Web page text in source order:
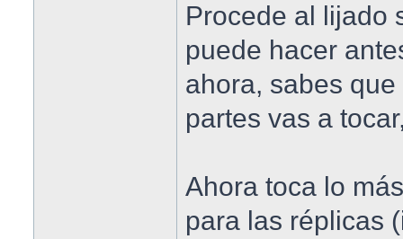
Procede al lijado
puede hacer
ahora, sabes
partes vas a
Ahora toca lo
para las réplicas